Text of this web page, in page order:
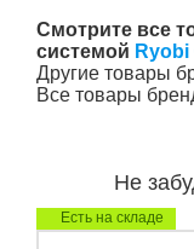
Смотрите все
системой Ryobi
Другие товары
Все товары
Не
Есть на складе